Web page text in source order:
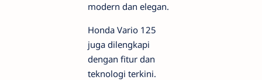
modern dan elegan.
Honda Vario 125
juga dilengkapi
dengan fitur dan
teknologi terkini.